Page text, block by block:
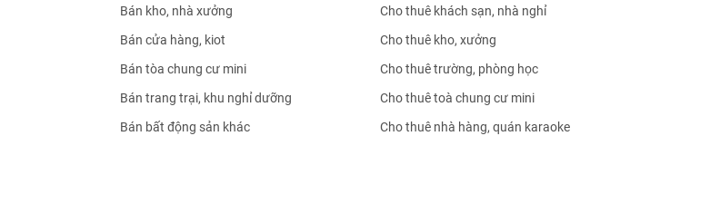
Bán kho, nhà xưởng
Bán cửa hàng, kiot
Bán tòa chung cư mini
Bán trang trại, khu nghỉ dưỡng
Bán bất động sản khác
Cho thuê khách sạn, nhà nghỉ
Cho thuê kho, xưởng
Cho thuê trường, phòng học
Cho thuê toà chung cư mini
Cho thuê nhà hàng, quán karaoke